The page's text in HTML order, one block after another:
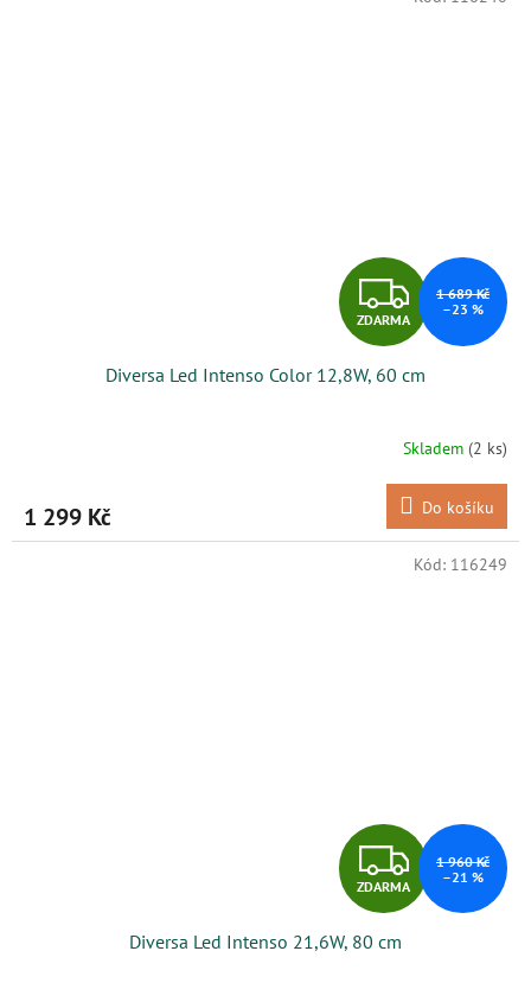
Z
D
A
R
M
A
ZDARMA
1 689 Kč
–23 %
Diversa Led Intenso Color 12,8W, 60 cm
Skladem (2 ks)
1 299 Kč Do košíku
Z
D
ZDARMA
1 960 Kč
–21 %
Diversa Led Intenso 21,6W, 80 cm
Kód: 116249